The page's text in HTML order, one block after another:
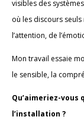
visibles des
où les discours
l’attention, de
Mon travail essaie
le sensible, la
Qu’aimeriez-
l’installation ?